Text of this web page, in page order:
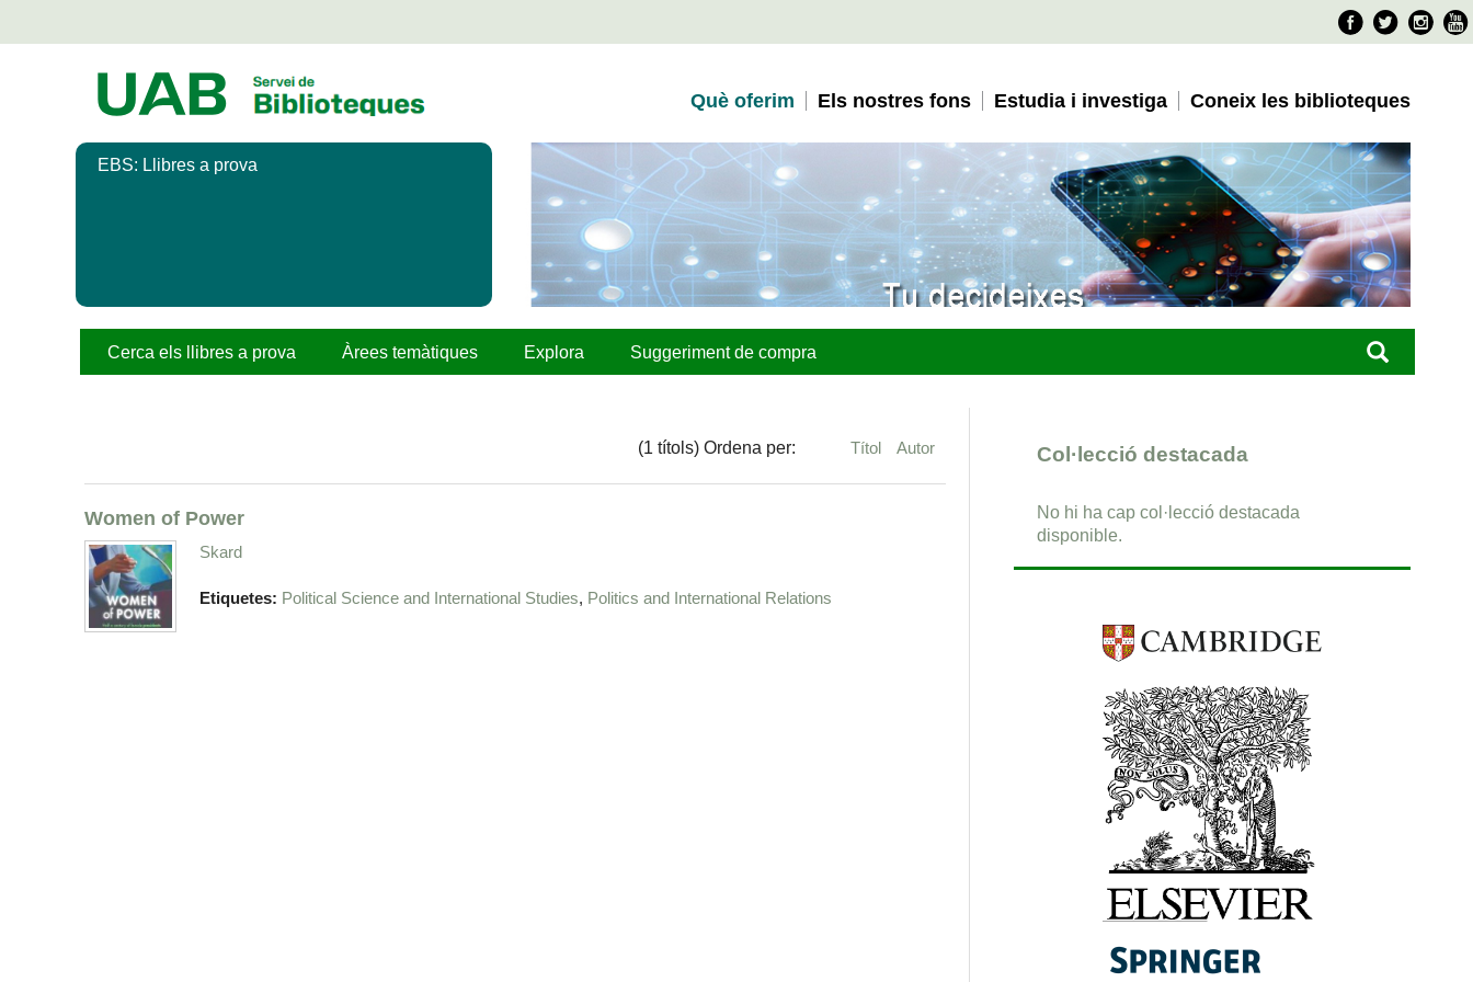
Twitter
Què oferim Els nostres fons Estudia i investiga Coneix les biblioteques
EBS: Llibres a prova
Cerca els llibres a prova Àrees temàtiques Explora Suggeriment de compra
(1 títols) Ordena per: Títol Autor
Women of Power
Skard
Etiquetes: Political Science and International Studies, Politics and International Relations
Col·lecció destacada
No hi ha cap col·lecció destacada
disponible.